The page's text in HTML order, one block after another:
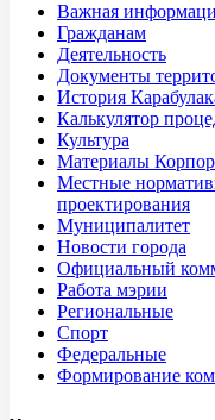
Важная
Гражданам
Деятельность
Документы
История
Калькулятор
Культура
Материалы
Местные
проектирования
Муниципалитет
Новости города
Официальный
Работа мэрии
Региональные
Спорт
Федеральные
Формирование